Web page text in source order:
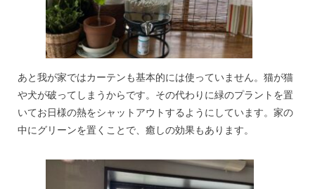
あと我が家ではカーテンも基本的には使っていません。猫が猫
や犬が破ってしまうからです。その代わりに緑のプラントを置
いてお日様の熱をシャットアウトするようにしています。家の
中にグリーンを置くことで、癒しの効果もあります。